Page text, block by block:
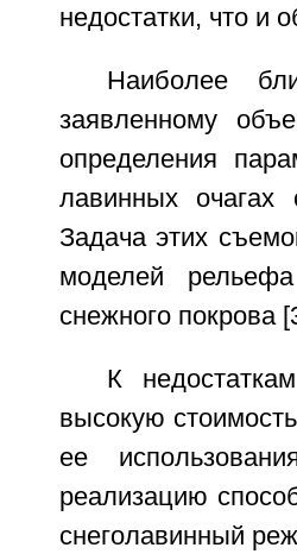
недостатки, что и
Наиболее
заявленному
определения
лавинных очагах
Задача этих
моделей
снежного покрова
К
высокую
ее
реализацию
снеголавинный